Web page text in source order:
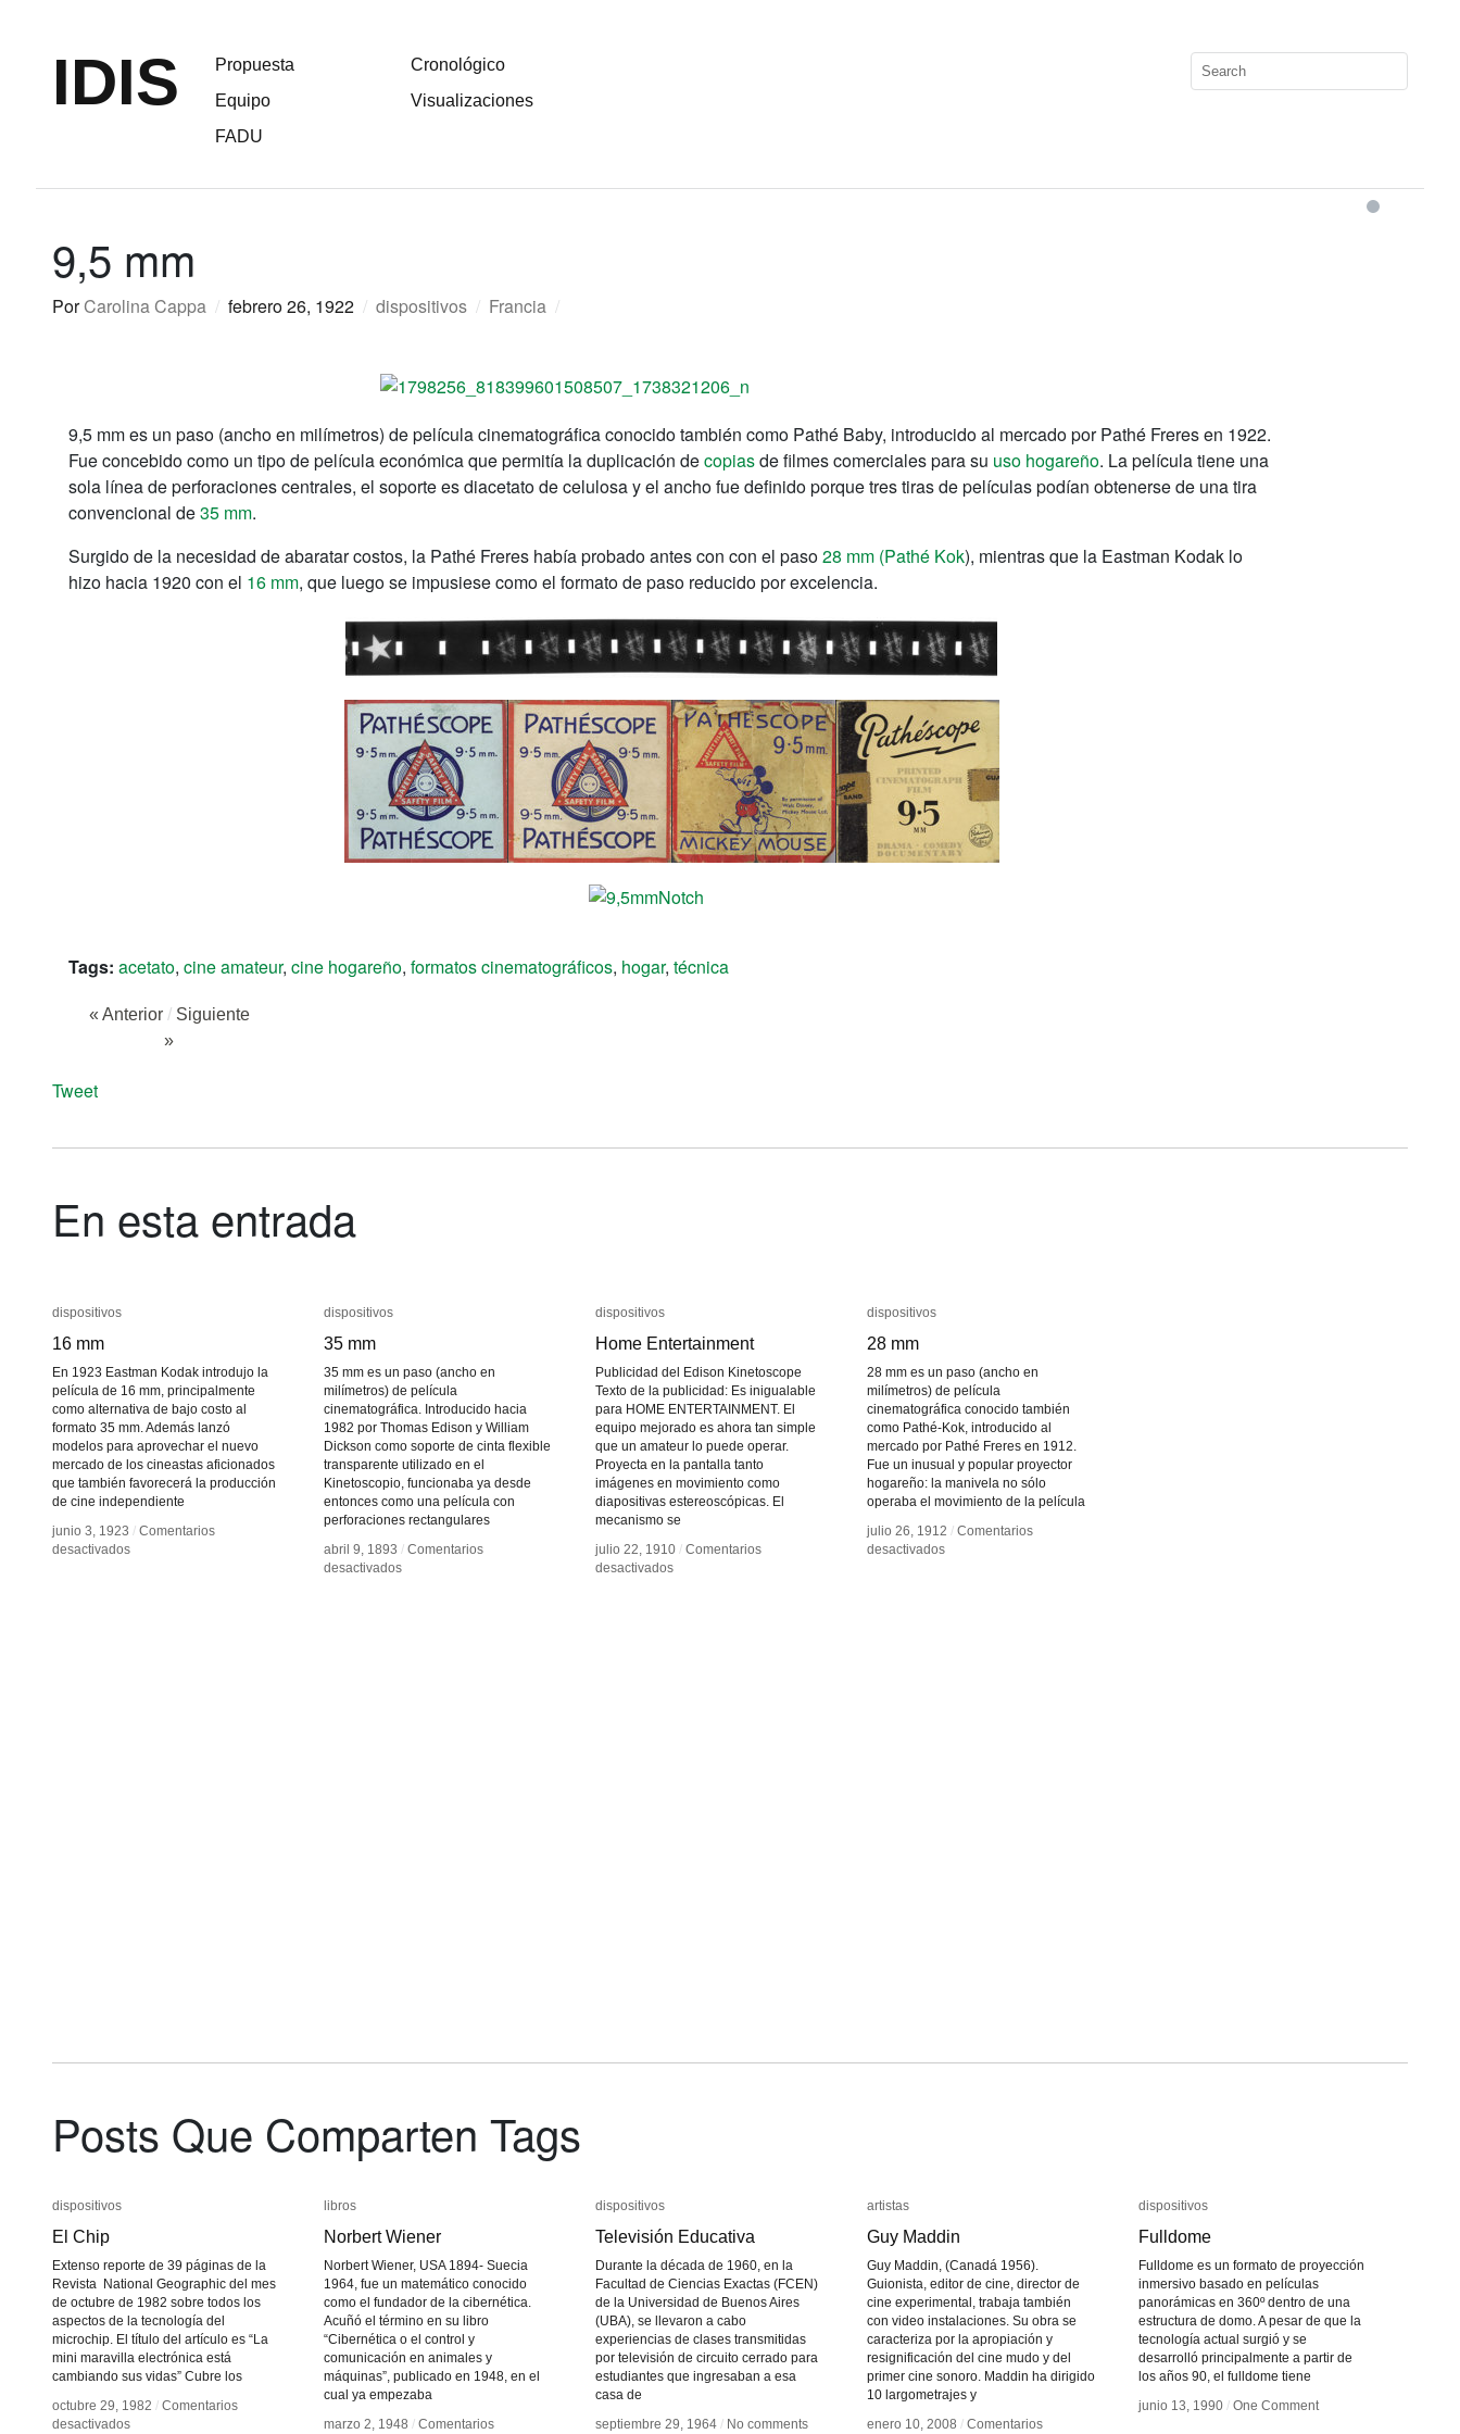
IDIS
Propuesta
Equipo
FADU
Cronológico
Visualizaciones
9,5 mm
PorCarolina Cappa / febrero 26, 1922 / dispositivos / Francia /
9,5 mm es un paso (ancho en milímetros) de película cinematográfica conocido también como Pathé Baby, introducido al mercado por Pathé Freres en 1922.
Fue concebido como un tipo de película económica que permitía la duplicación decopiasde filmes comerciales para su uso hogareño. La película tiene una
sola línea de perforaciones centrales, el soporte es diacetato de celulosa y el ancho fue definido porque tres tiras de películas podían obtenerse de una tira
convencional de35 mm.
Surgido de la necesidad de abaratar costos, la Pathé Freres había probado antes con con el paso28 mm (Pathé Kok), mientras que la Eastman Kodak lo
hizo hacia 1920 con el 16 mm, que luego se impusiese como el formato de paso reducido por excelencia.
Tags: acetato, cine amateur, cine hogareño, formatos cinematográficos, hogar, técnica
« Anterior / Siguiente
»
Tweet
En esta entrada
dispositivos
16 mm
En 1923 Eastman Kodak introdujo la
película de 16 mm, principalmente
como alternativa de bajo costo al
formato 35 mm. Además lanzó
modelos para aprovechar el nuevo
mercado de los cineastas aficionados
que también favorecerá la producción
de cine independiente
junio 3, 1923 / Comentarios
desactivadosen
dispositivos
16 mm
junio 3, 1923 / Comentarios
desactivadosen
dispositivos
35 mm
35 mm es un paso (ancho en
milímetros) de película
cinematográfica. Introducido hacia
1982 por Thomas Edison y William
Dickson como soporte de cinta flexible
transparente utilizado en el
Kinetoscopio, funcionaba ya desde
entonces como una película con
perforaciones rectangulares
abril 9, 1893 / Comentarios
desactivadosen
dispositivos
35 mm
abril 9, 1893 / Comentarios
desactivadosen
dispositivos
Home Entertainment
Publicidad del Edison Kinetoscope
Texto de la publicidad: Es inigualable
para HOME ENTERTAINMENT. El
equipo mejorado es ahora tan simple
que un amateur lo puede operar.
Proyecta en la pantalla tanto
imágenes en movimiento como
diapositivas estereoscópicas. El
mecanismo se
julio 22, 1910 / Comentarios
desactivadosen
dispositivos
Home Entertainment
julio 22, 1910 / Comentarios
desactivadosen
dispositivos
28 mm
28 mm es un paso (ancho en
milímetros) de película
cinematográfica conocido también
como Pathé-Kok, introducido al
mercado por Pathé Freres en 1912.
Fue un inusual y popular proyector
hogareño: la manivela no sólo
operaba el movimiento de la película
julio 26, 1912 / Comentarios
desactivadosen
dispositivos
28 mm
julio 26, 1912 / Comentarios
desactivadosen
Posts Que Comparten Tags
dispositivos
El Chip
Extenso reporte de 39 páginas de la
Revista National Geographic del mes
de octubre de 1982 sobre todos los
aspectos de la tecnología del
microchip. El título del artículo es “La
mini maravilla electrónica está
cambiando sus vidas” Cubre los
octubre 29, 1982 / Comentarios
desactivadosen
dispositivos
El Chip
octubre 29, 1982 / Comentarios
desactivadosen
libros
Norbert Wiener
Norbert Wiener, USA 1894- Suecia
1964, fue un matemático conocido
como el fundador de la cibernética.
Acuñó el término en su libro
“Cibernética o el control y
comunicación en animales y
máquinas”, publicado en 1948, en el
cual ya empezaba
marzo 2, 1948 / Comentarios
libros
Norbert Wiener
marzo 2, 1948 / Comentarios
dispositivos
Televisión Educativa
Durante la década de 1960, en la
Facultad de Ciencias Exactas (FCEN)
de la Universidad de Buenos Aires
(UBA), se llevaron a cabo
experiencias de clases transmitidas
por televisión de circuito cerrado para
estudiantes que ingresaban a esa
casa de
septiembre 29, 1964 / No comments
dispositivos
Televisión Educativa
septiembre 29, 1964 / No comments
artistas
Guy Maddin
Guy Maddin, (Canadá 1956).
Guionista, editor de cine, director de
cine experimental, trabaja también
con video instalaciones. Su obra se
caracteriza por la apropiación y
resignificación del cine mudo y del
primer cine sonoro. Maddin ha dirigido
10 largometrajes y
enero 10, 2008 / Comentarios
artistas
Guy Maddin
enero 10, 2008 / Comentarios
dispositivos
Fulldome
Fulldome es un formato de proyección
inmersivo basado en películas
panorámicas en 360º dentro de una
estructura de domo. A pesar de que la
tecnología actual surgió y se
desarrolló principalmente a partir de
los años 90, el fulldome tiene
junio 13, 1990 / One Comment
dispositivos
Fulldome
junio 13, 1990 / One Comment